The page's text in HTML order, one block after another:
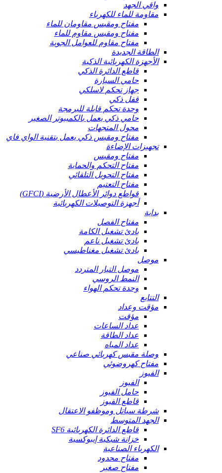
واقي الجهد
مقاومة للماء للكهرباء
مفتاح ومقبس مقاومان للماء
مفتاح ومقبس مقاوم للماء
مفتاح مقاوم للعوامل الجوية
الطاقة الجديدة
الأجهزة الكهربائية الذكية
قاطع الدائرة الذكي
حامي السيارة
جهاز تحكم لاسلكي
قفل ذكي
وحدة تحكم قابلة للبرمجة
حامي ذكي يعمل بالكمبيوتر الصغير
محول المتجهات
مفتاح ومقبس ذكي يعمل بتقنية الواي فاي
تجهيزات الإضاءة
مفتاح ومقبس
مفتاح التحكم والحماية
مفتاح التحويل التلقائي
مفتاح التعتيم
قواطع دوائر الأعطال الأرضية (GFCI)
أجهزة التوصيلات الكهربائية
بداية
مفتاح الفصل
بادئ تشغيل الكامة
بادئ تشغيل ناعم
بادئ تشغيل مغناطيسي
موصل
موصل التيار المتردد
النمط الروسي
وحدة تحكم الهواء
التتابع
مؤقت وعداد
مؤقت
عداد الساعات
عداد الطاقة
عداد المياه
وصلة مقبس كهربائي صناعي
مفتاح كهروضوئي
الفيوز
الفيوز
حامل الفيوز
قاطع الفيوز
شرطة سياتل وموظفو الاعتقال
الجهد المتوسط
قاطع الدائرة الكهربائية SF6
خزانة شبكية إيبوكسية
الكهرباء الصناعية
مفتاح محدود
مفتاح صغير